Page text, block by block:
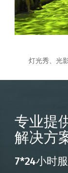
灯光秀、光
专业提
解决方
7*24小时